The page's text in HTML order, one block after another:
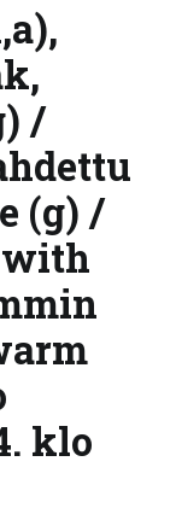
/
(g) /
with
klo